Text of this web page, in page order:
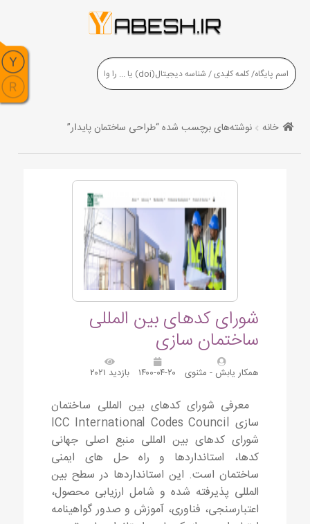
خانه نوشته‌های برچسب شده “طراحی ساختمان پایدار”
شورای کدهای بین المللی
ساختمان سازی
همکار یابش - مثنوی ۱۴۰۰-۰۴-۲۰ بازدید ۲۰۲۱
معرفی شورای کدهای بین المللی ساختمان
سازی ICC International Codes Council
شورای کدهای بین المللی منبع اصلی جهانی
کدها، استانداردها و راه حل های ایمنی
ساختمان است. این استانداردها در سطح بین
المللی پذیرفته شده و شامل ارزیابی محصول،
اعتبارسنجی، فناوری، آموزش و صدور گواهینامه